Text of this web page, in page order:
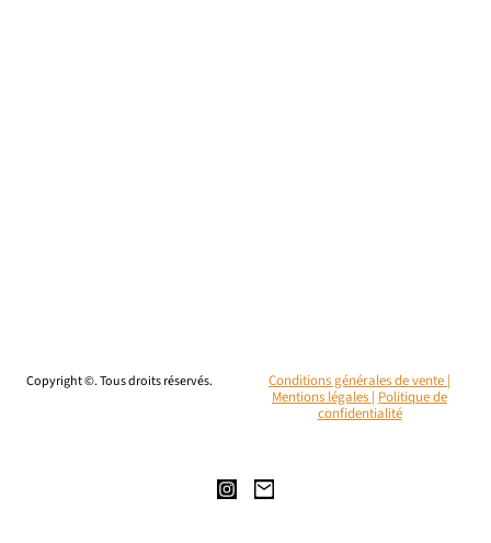
Copyright ©. Tous droits réservés.
Conditions générales de vente |
Mentions légales | Politique de
confidentialité